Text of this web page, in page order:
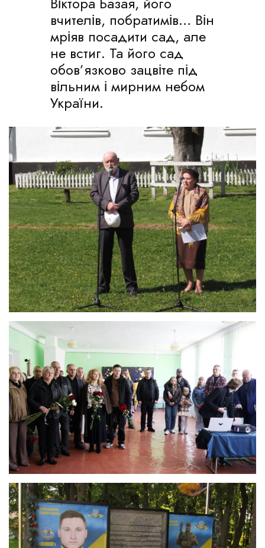
вчителів, побратимів… Він
мріяв посадити сад, але
не встиг. Та його сад
обов’язково зацвіте під
вільним і мирним небом
України.